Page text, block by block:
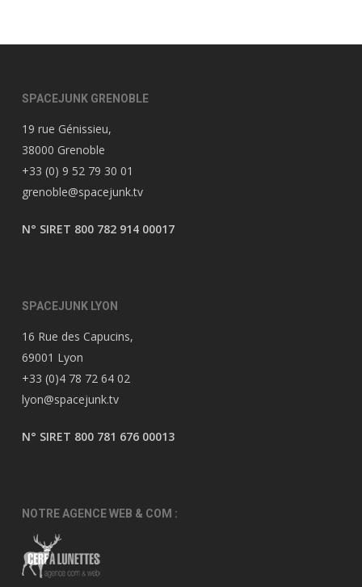
SPACEJUNK GRENOBLE
19 rue Génissieu,
38000 Grenoble
+33 (0) 9 52 79 30 01
grenoble@spacejunk.tv
N° SIRET 800 782 914 00017
SPACEJUNK LYON
16 Rue des Capucins,
69001 Lyon
+33 (0)4 78 72 64 02
lyon@spacejunk.tv
N° SIRET 800 781 676 00013
NOTRE AGENCE WEB & COM :